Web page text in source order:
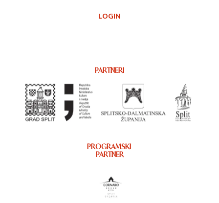
LOGIN
PARTNERI
PROGRAMSKI
PARTNER